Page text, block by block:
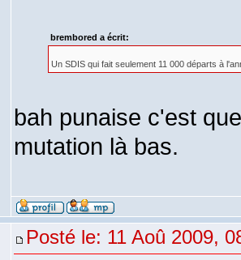
brembored a écrit:
Un SDIS qui fait seulement 11 000 départs à
bah punaise c'est
mutation là bas.
Posté le: 11 Aoû 2009,